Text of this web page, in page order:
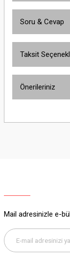
Soru & Cevap
Taksit
Önerileriniz
yetersiz
Bu ürüne
Mail adresinizle e-